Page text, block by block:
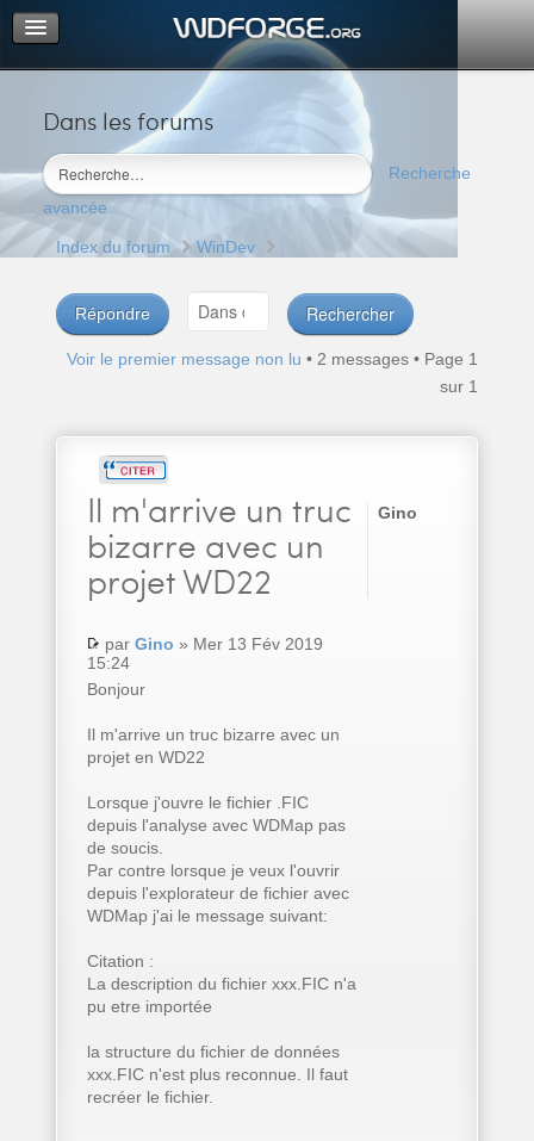
Dans les forums
Recherche
avancée
Portail
Index du forum
M’enregistrer
Connexion
Index du forum WinDev
Répondre
Voir le premier message non lu • 2 messages • Page 1
sur 1
Il m'arrive un truc
bizarre avec un
projet WD22
par Gino » Mer 13 Fév 2019
15:24
Bonjour
Il m'arrive un truc bizarre avec un
projet en WD22
Lorsque j'ouvre le fichier .FIC
depuis l'analyse avec WDMap pas
de soucis.
Par contre lorsque je veux l'ouvrir
depuis l'explorateur de fichier avec
WDMap j'ai le message suivant:
Citation :
La description du fichier xxx.FIC n'a
pu etre importée
la structure du fichier de données
xxx.FIC n'est plus reconnue. Il faut
recréer le fichier.
Gino